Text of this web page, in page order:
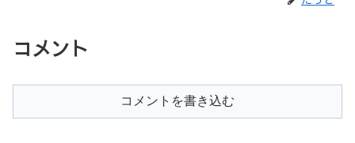
コメント
コメントを書き込む